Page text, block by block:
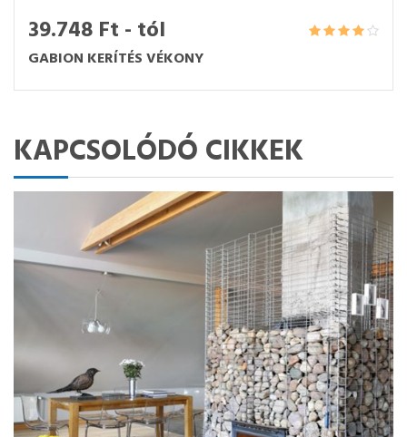
39.748 Ft - tól
GABION KERÍTÉS VÉKONY
KAPCSOLÓDÓ CIKKEK